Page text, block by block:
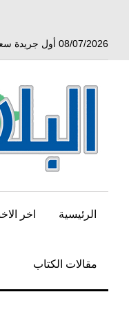
08/07/2026 أول جريدة سعودية تأسست في 27 ذو القعدة سنة 1350 هجري الموافق 3 أبريل 1932 ميلادي
الرئيسية اخر
مقالات الكتاب